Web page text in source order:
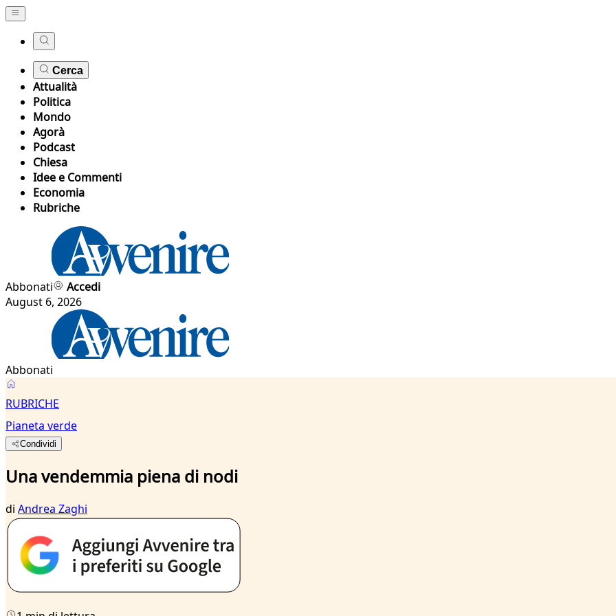
Cerca
Attualità
Politica
Mondo
Agorà
Podcast
Chiesa
Idee e Commenti
Economia
Rubriche
Abbonati
Accedi
August 6, 2026
Abbonati
RUBRICHE
Pianeta verde
Condividi
Una vendemmia piena di nodi
di Andrea Zaghi